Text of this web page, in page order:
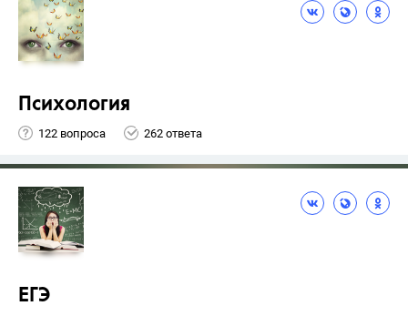
Психология
122 вопроса 262 ответа
ЕГЭ